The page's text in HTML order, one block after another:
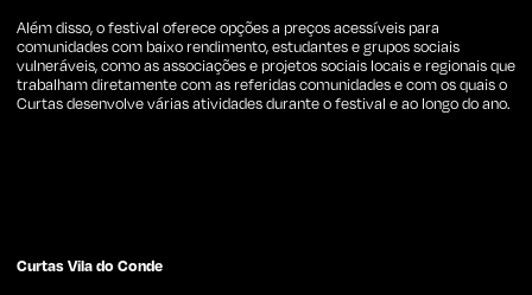
Além disso, o festival oferece opções a preços acessíveis para
comunidades com baixo rendimento, estudantes e grupos sociais
vulneráveis, como as associações e projetos sociais locais e regionais que
trabalham diretamente com as referidas comunidades e com os quais o
Curtas desenvolve várias atividades durante o festival e ao longo do ano.
Curtas Vila do Conde